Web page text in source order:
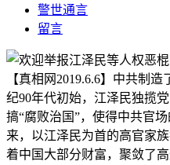
警世通言
留言
【真相网2019.6.6】中共制
纪90年代初始，江泽民独揽
搞“腐败治国”，使得中共官
来，以江泽民为首的高官家
着中国大部分财富，聚敛了